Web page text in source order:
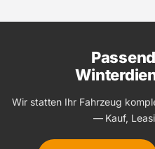
Wir statten Ihr Fahrzeug
— Kauf,